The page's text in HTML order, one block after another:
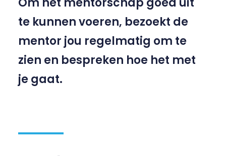
te kunnen voeren, bezoekt de
mentor jou regelmatig om te
zien en bespreken hoe het met
je gaat.